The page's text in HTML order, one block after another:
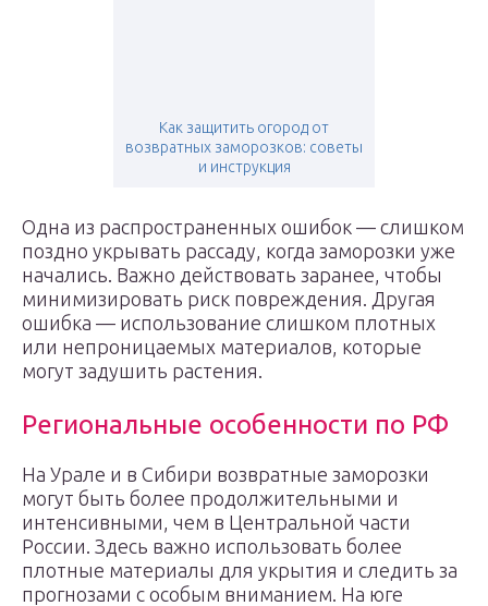
Как защитить огород от
возвратных заморозков: советы
и инструкция
Одна из распространенных ошибок — слишком
поздно укрывать рассаду, когда заморозки уже
начались. Важно действовать заранее, чтобы
минимизировать риск повреждения. Другая
ошибка — использование слишком плотных
или непроницаемых материалов, которые
могут задушить растения.
Региональные особенности по РФ
На Урале и в Сибири возвратные заморозки
могут быть более продолжительными и
интенсивными, чем в Центральной части
России. Здесь важно использовать более
плотные материалы для укрытия и следить за
прогнозами с особым вниманием. На юге